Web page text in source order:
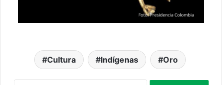
Cultura Indígenas Oro